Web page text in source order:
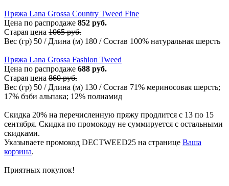
Пряжа Lana Grossa Country Tweed Fine
Цена по распродаже 852 руб.
Старая цена 1065 руб.
Вес (гр) 50 / Длина (м) 180 / Состав 100% натуральная шерсть
Пряжа Lana Grossa Fashion Tweed
Цена по распродаже 688 руб.
Старая цена 860 руб.
Вес (гр) 50 / Длина (м) 130 / Состав 71% мериносовая шерсть;
17% бэби альпака; 12% полиамид
Скидка 20% на перечисленную пряжу продлится с 13 по 15
сентября. Скидка по промокоду не суммируется с остальными
скидками.
Указываете промокод DECTWEED25 на странице Ваша
корзина.
Приятных покупок!